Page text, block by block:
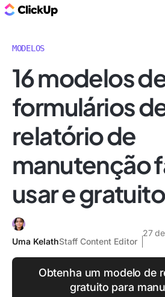
MODELOS
16 modelos
formulários
relatório de
manutenção
usar e
Uma KelathStaff Content Editor
27
Obtenha um modelo de
gratuito para